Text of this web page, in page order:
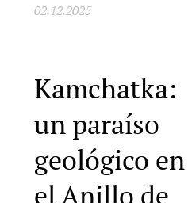
02.12.2025
Kamchatka:
un paraíso
geológico en
el Anillo de